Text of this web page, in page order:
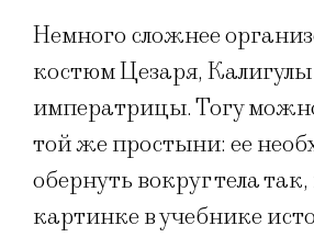
Немного сложнее
костюм Цезаря,
императрицы. Тогу
той же простыни: ее
обернуть вокруг тела
картинке в учебнике